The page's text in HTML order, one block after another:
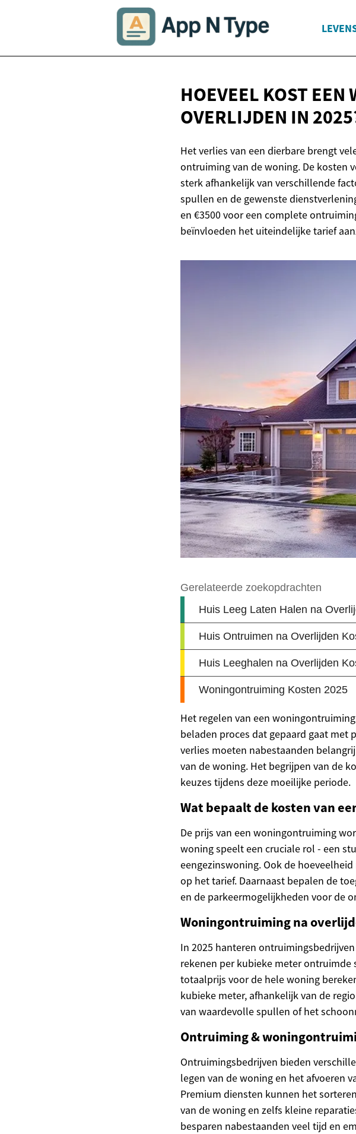
HOEVEEL KOST EEN
OVERLIJDEN IN
Het verlies van een dierbare brengt
ontruiming van de woning. De kosten
sterk afhankelijk van verschillende
spullen en de gewenste
en €3500 voor een complete
beïnvloeden het uiteindelijke tarief
Het regelen van een
beladen proces dat gepaard gaat met
verlies moeten nabestaanden
van de woning. Het begrijpen van de
keuzes tijdens deze moeilijke periode.
Wat bepaalt de kosten van
De prijs van een woningontruiming
woning speelt een cruciale rol - een
eengezinswoning. Ook de
op het tarief. Daarnaast bepalen de
en de parkeermogelijkheden voor de
Woningontruiming na
In 2025 hanteren
rekenen per kubieke meter
totaalprijs voor de hele woning
kubieke meter, afhankelijk van de
van waardevolle spullen of het
Ontruiming &
Ontruimingsbedrijven bieden
legen van de woning en het afvoeren
Premium diensten kunnen het
van de woning en zelfs kleine
besparen nabestaanden veel tijd en